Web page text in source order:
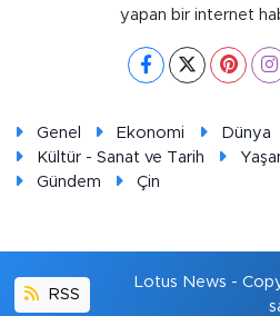
yapan bir internet
Genel Ekonomi Dünya
Kültür - Sanat ve Tarih
Gündem
Çin
RSS
Lotus News -